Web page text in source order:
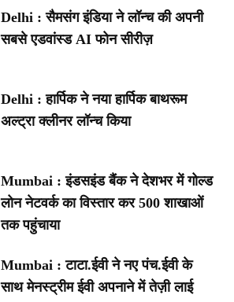
Delhi : सैमसंग इंडिया ने लॉन्च की अपनी
सबसे एडवांस्ड AI फोन सीरीज़
Delhi : हार्पिक ने नया हार्पिक बाथरूम
अल्ट्रा क्लीनर लॉन्च किया
Mumbai : इंडसइंड बैंक ने देशभर में गोल्ड
लोन नेटवर्क का विस्तार कर 500 शाखाओं
तक पहुंचाया
Mumbai : टाटा.ईवी ने नए पंच.ईवी के
साथ मेनस्ट्रीम ईवी अपनाने में तेज़ी लाई